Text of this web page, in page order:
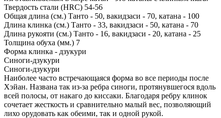
Твердость стали (HRC) 54-56
Общая длина (см.) Танто - 50, вакидзаси - 70, катана - 100
Длина клинка (см.) Танто - 33, вакидзаси - 50, катана - 70
Длина рукояти (см.) Танто - 16, вакидзаси - 20, катана - 25
Толщина обуха (мм.) 7
Форма клинка - дзукури
Синоги-дзукури
Синоги-дзукури
Наиболее часто встречающаяся форма во все периоды после
Хэйан. Названа так из-за ребра синоги, протянувшегося вдоль
всей полосы, от накаго до киссаки. Благодаря ребру клинок
сочетает жесткость и сравнительно малый вес, позволяющий
лихо орудовать как обеими, так и одной рукой.